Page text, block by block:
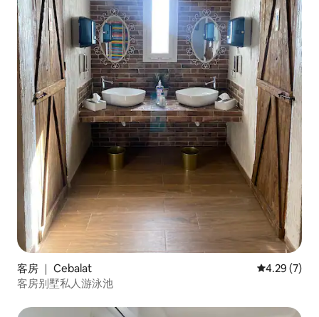
客房 ｜ Cebalat 平均评分
4.29 (7)
客房别墅私人游泳池